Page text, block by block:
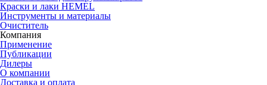
Краски и лаки HEMEL
Инструменты и материалы
Очиститель
Компания
Применение
Публикации
Дилеры
О компании
Доставка и оплата